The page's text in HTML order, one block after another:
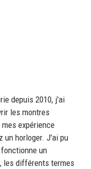
depuis 2010, j'ai
les montres
expérience
un horloger. J'ai pu
un
les différents termes